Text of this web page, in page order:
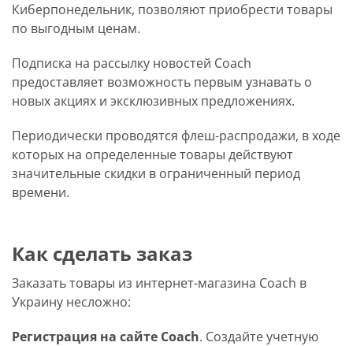
Киберпонедельник, позволяют приобрести товары
по выгодным ценам.
Подписка на рассылку новостей Coach
предоставляет возможность первым узнавать о
новых акциях и эксклюзивных предложениях.
Периодически проводятся флеш-распродажи, в ходе
которых на определенные товары действуют
значительные скидки в ограниченный период
времени.
Как сделать заказ
Заказать товары из интернет-магазина Coach в
Украину несложно:
Регистрация на сайте Coach. Создайте учетную